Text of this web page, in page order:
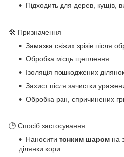
Підходить для дерев, кущів,
🛠️ Призначення:
Замазка свіжих зрізів після
Обробка місць щеплення
Ізоляція пошкоджених
Захист після зачистки
Обробка ран, спричинених
🕒 Спосіб застосування:
Наносити тонким шаром на
ділянки кори